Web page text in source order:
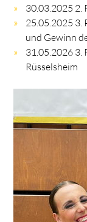
30.03.2025 2.
25.05.2025 3.
und Gewinn
31.05.2026 3.
Rüsselsheim